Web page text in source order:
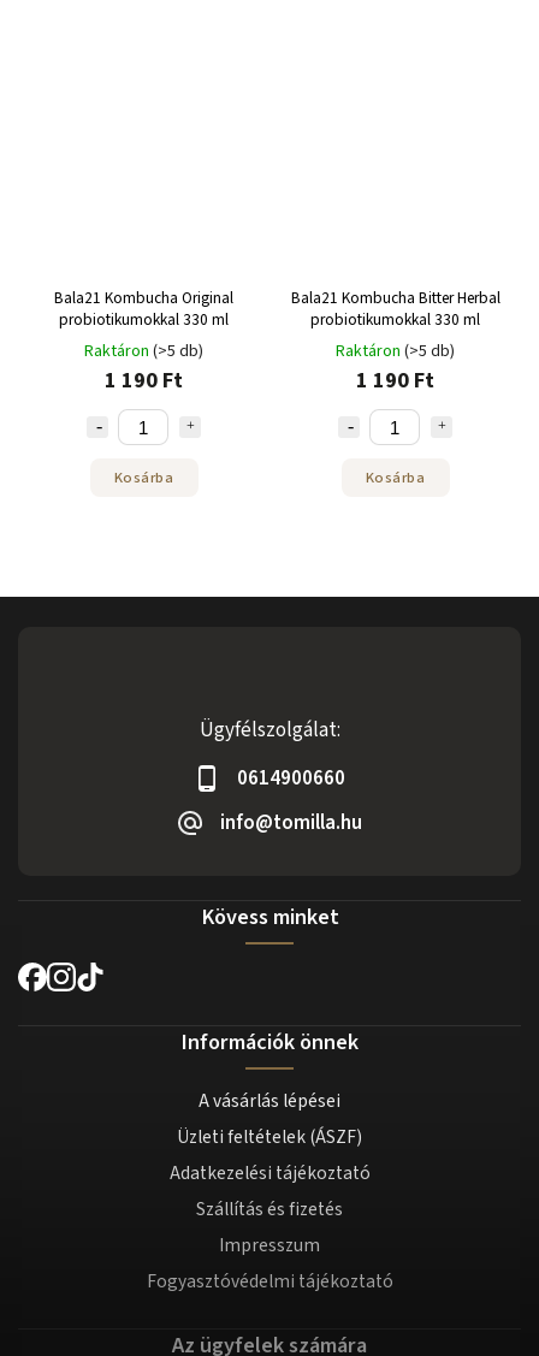
Bala21 Kombucha Original
probiotikumokkal 330 ml
Raktáron (>5 db)
1 190 Ft
Kosárba
Bala21 Kombucha Bitter Herbal
probiotikumokkal 330 ml
Raktáron (>5 db)
1 190 Ft
Kosárba
Ügyfélszolgálat:
0614900660
info@tomilla.hu
Kövess minket
Információk önnek
A vásárlás lépései
Üzleti feltételek (ÁSZF)
Adatkezelési tájékoztató
Szállítás és fizetés
Impresszum
Fogyasztóvédelmi tájékoztató
Az ügyfelek számára